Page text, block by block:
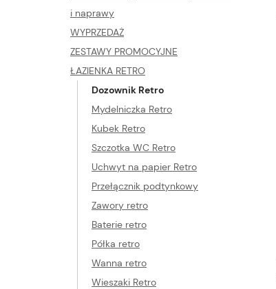
i naprawy
WYPRZEDAŻ
ZESTAWY PROMOCYJNE
ŁAZIENKA RETRO
Dozownik Retro
Mydelniczka Retro
Kubek Retro
Szczotka WC Retro
Uchwyt na papier Retro
Przełącznik podtynkowy
Zawory retro
Baterie retro
Półka retro
Wanna retro
Wieszaki Retro